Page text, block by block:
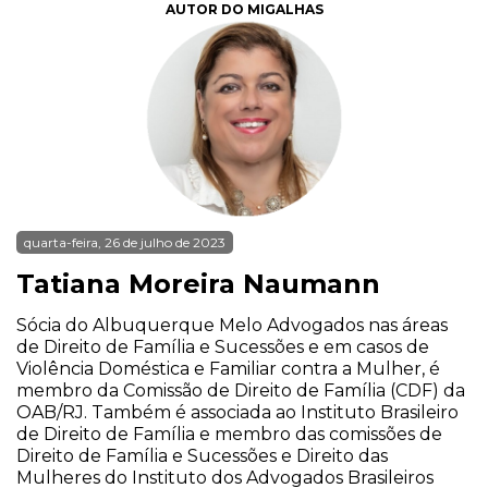
AUTOR DO MIGALHAS
quarta-feira, 26 de julho de 2023
Tatiana Moreira Naumann
Sócia do Albuquerque Melo Advogados nas áreas
de Direito de Família e Sucessões e em casos de
Violência Doméstica e Familiar contra a Mulher, é
membro da Comissão de Direito de Família (CDF) da
OAB/RJ. Também é associada ao Instituto Brasileiro
de Direito de Família e membro das comissões de
Direito de Família e Sucessões e Direito das
Mulheres do Instituto dos Advogados Brasileiros